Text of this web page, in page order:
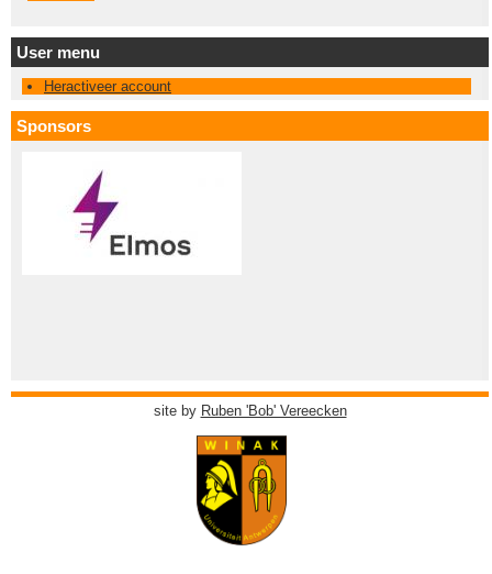
User menu
Heractiveer account
Sponsors
site by Ruben 'Bob' Vereecken